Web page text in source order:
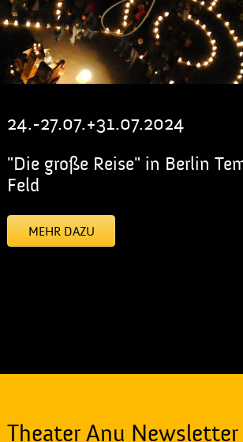
24.-27.07.+31.07.2024
"Die große Reise" in Berlin
Feld
MEHR DAZU
Theater Anu Newsletter